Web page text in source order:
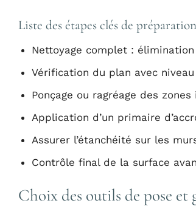
Liste des étapes clés de
Nettoyage complet :
Vérification du plan avec
Ponçage ou ragréage des
Application d’un primaire
Assurer l’étanchéité sur les
Contrôle final de la surface
Choix des outils de pose